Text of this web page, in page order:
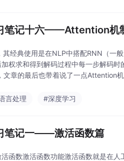
笔记十六——Attention机
经典使用是在NLP中搭配RNN（一
权求和得到解码过程中每一步解码
文章的最后也带着说了一点Attention
言处理 #深度学习
笔记一——激活函数篇
函数激活函数功能激活函数就是在